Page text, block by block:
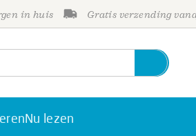
in huis Gratis verzending
Nu lezen